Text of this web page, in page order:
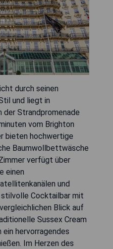
durch seinen
und liegt in
der Strandpromenade
vom Brighton
bieten hochwertige
Baumwollbettwäsche
verfügt über
einen
und
stilvolle Cocktailbar mit
Blick auf
Sussex Cream
ein hervorragendes
Im Herzen des